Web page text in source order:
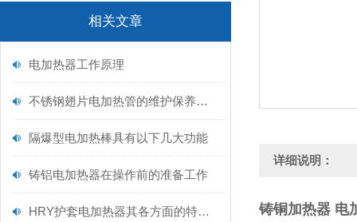
相关文章
电加热器工作原理
不锈钢翅片电加热管的维护保养需从以下方面入手
隔爆型电加热棒具有以下几大功能
铸铝电加热器在操作前的准备工作
HRY护套电加热器其各方面的特点如下
详细说明：
铸铜加热器 电